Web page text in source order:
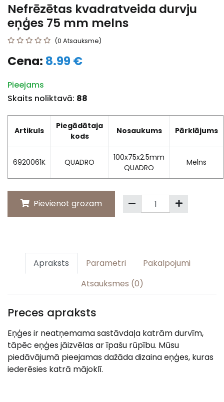
Nefrēzētas kvadratveida durvju
eņģes 75 mm melns
(0 Atsauksme)
Cena: 8.99 €
Pieejams
Skaits noliktavā: 88
Artikuls
Piegādātaja
kods
Nosaukums Pārklājums
6920061K QUADRO
100x75x2.5mm
QUADRO
Melns
Pievienot grozam
Apraksts Parametri
Pakalpojumi
Atsauksmes (0)
Preces apraksts
Eņģes ir neatņemama sastāvdaļa katrām durvīm,
tāpēc eņģes jāizvēlas ar īpašu rūpību. Mūsu
piedāvājumā pieejamas dažāda dizaina eņģes, kuras
iederēsies katrā mājoklī.